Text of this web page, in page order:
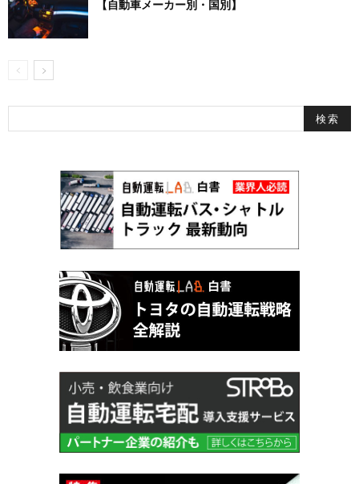
【自動車メーカー別・国別】